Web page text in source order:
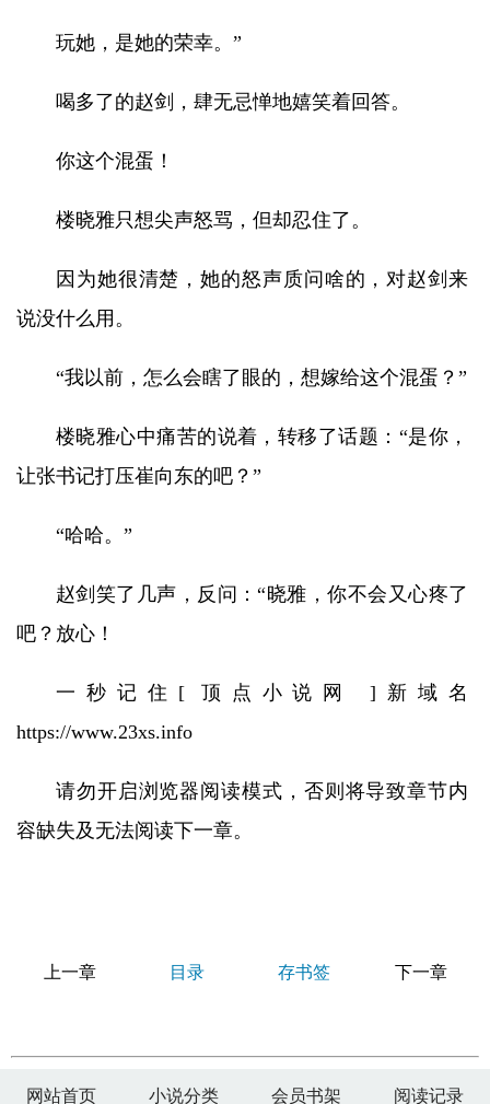
玩她，是她的荣幸。”
喝多了的赵剑，肆无忌惮地嬉笑着回答。
你这个混蛋！
楼晓雅只想尖声怒骂，但却忍住了。
因为她很清楚，她的怒声质问啥的，对赵剑来
说没什么用。
“我以前，怎么会瞎了眼的，想嫁给这个混蛋？”
楼晓雅心中痛苦的说着，转移了话题：“是你，
让张书记打压崔向东的吧？”
“哈哈。”
赵剑笑了几声，反问：“晓雅，你不会又心疼了
吧？放心！
一秒记住[ 顶点小说网 ]新域名
https://www.23xs.info
请勿开启浏览器阅读模式，否则将导致章节内
容缺失及无法阅读下一章。
上一章 目录 存书签 下一章
网站首页 小说分类 会员书架 阅读记录